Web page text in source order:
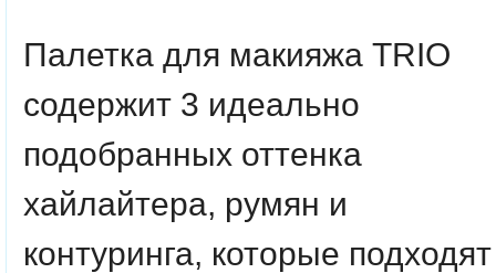
Палетка для макияжа TRIO
содержит 3 идеально
подобранных оттенка
хайлайтера, румян и
контуринга, которые подходят